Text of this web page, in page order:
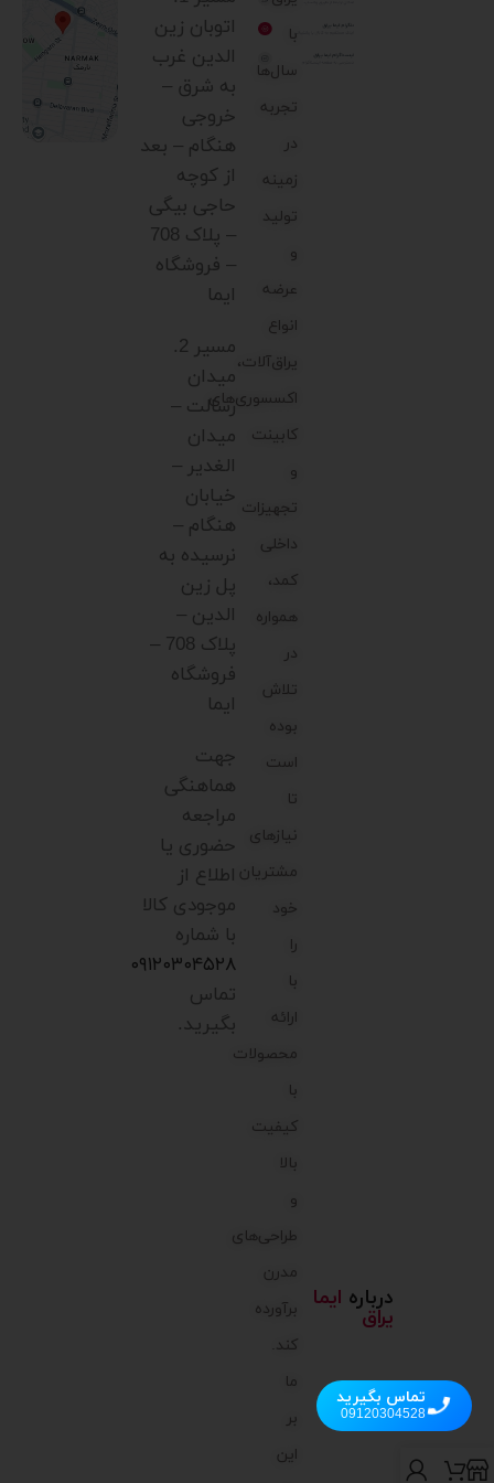
درباره ایما
یراق
با
سال‌ها
تجربه
در
زمینه
تولید
و
عرضه
انواع
یراق‌آلات،
اکسسوری‌های
کابینت
و
تجهیزات
داخلی
کمد،
همواره
در
تلاش
بوده
است
تا
نیازهای
مشتریان
خود
را
با
ارائه
محصولات
با
کیفیت
بالا
و
طراحی‌های
مدرن
برآورده
کند.
ما
بر
این
اتوبان زین
الدین غرب
به شرق –
خروجی
هنگام – بعد
از کوچه
حاجی بیگی
– پلاک 708
– فروشگاه
ایما
مسیر 2.
میدان
رسالت –
میدان
الغدیر –
خیابان
هنگام –
نرسیده به
پل زین
الدین –
پلاک 708 –
فروشگاه
ایما
جهت
هماهنگی
مراجعه
حضوری یا
اطلاع از
موجودی کالا
با شماره
۰۹۱۲۰۳۰۴۵۲۸
تماس
بگیرید.
تماس بگیرید
09120304528